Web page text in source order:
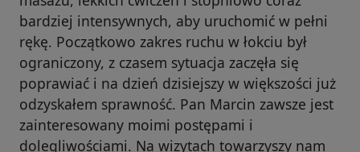
bardziej intensywnych, aby uruchomić w pełni
rękę. Początkowo zakres ruchu w łokciu był
ograniczony, z czasem sytuacja zaczęła się
poprawiać i na dzień dzisiejszy w większości już
odzyskałem sprawność. Pan Marcin zawsze jest
zainteresowany moimi postępami i
dolegliwościami. Na wizytach towarzyszy nam